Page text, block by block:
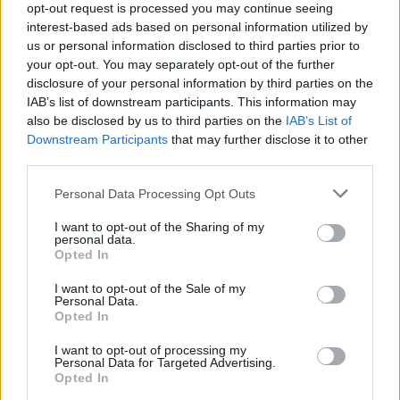
opt-out request is processed you may continue seeing
interest-based ads based on personal information utilized by
us or personal information disclosed to third parties prior to
your opt-out. You may separately opt-out of the further
disclosure of your personal information by third parties on the
IAB’s list of downstream participants. This information may
also be disclosed by us to third parties on the IAB’s List of
Downstream Participants that may further disclose it to other
Personal Data Processing Opt Outs
I want to opt-out of the Sharing of my
personal data.
Opted In
I want to opt-out of the Sale of my
Personal Data.
Opted In
I want to opt-out of processing my
Personal Data for Targeted Advertising.
Opted In
Cómo ir desde Boulogne-Billancourt a Reus